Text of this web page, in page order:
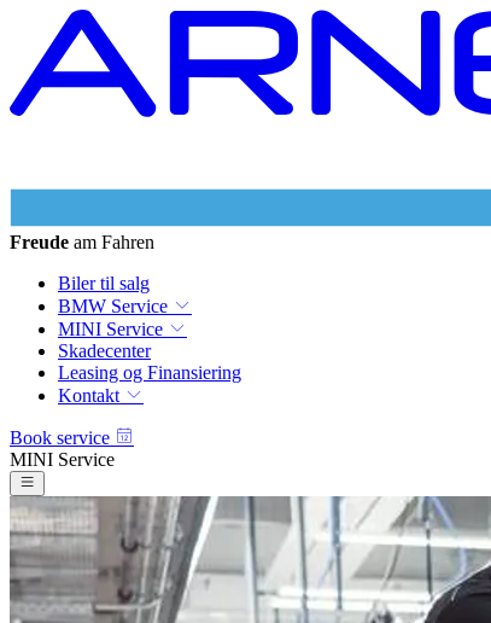
Freude am Fahren
Biler til salg
BMW Service
MINI Service
Skadecenter
Leasing og Finansiering
Kontakt
Book service
MINI Service